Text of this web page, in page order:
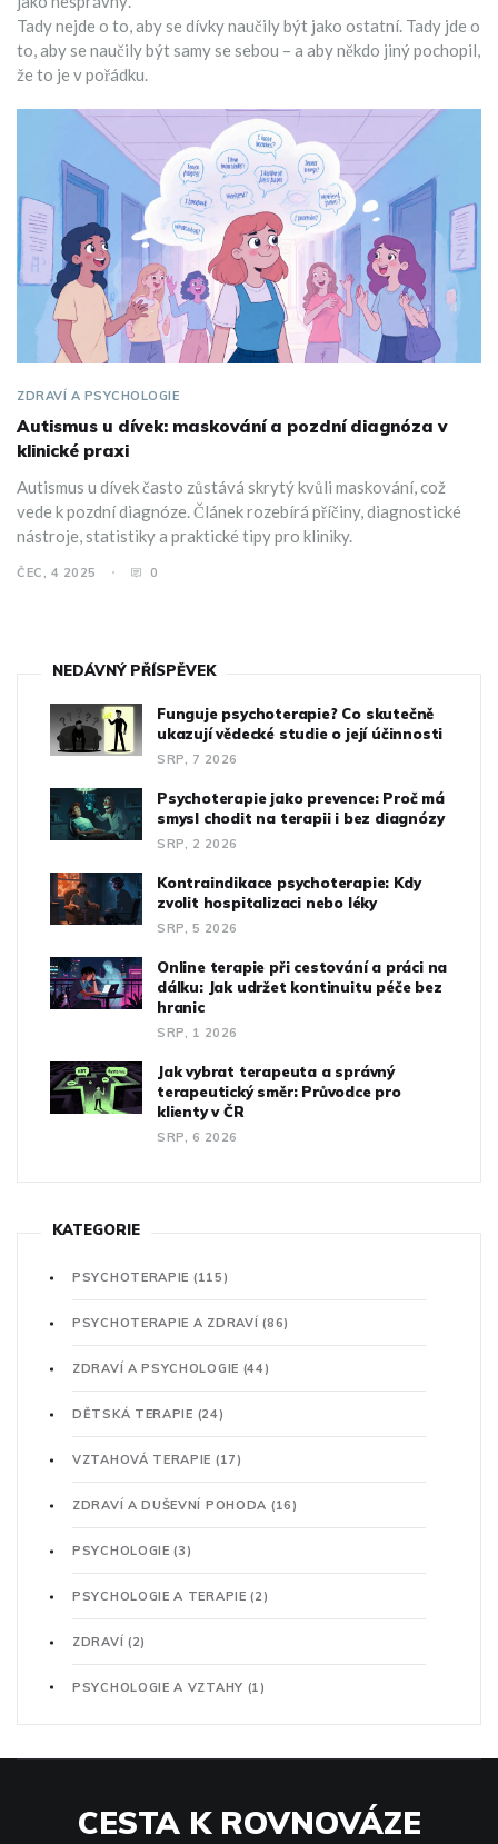
Tady nejde o to, aby se dívky naučily být jako ostatní. Tady jde o
to, aby se naučily být samy se sebou – a aby někdo jiný pochopil,
že to je v pořádku.
ZDRAVÍ A PSYCHOLOGIE
Autismus u dívek: maskování a pozdní diagnóza v
klinické praxi
Autismus u dívek často zůstává skrytý kvůli maskování, což
vede k pozdní diagnóze. Článek rozebírá příčiny, diagnostické
nástroje, statistiky a praktické tipy pro kliniky.
ČEC, 4 2025 0
NEDÁVNÝ PŘÍSPĚVEK
Funguje psychoterapie? Co skutečně
ukazují vědecké studie o její účinnosti
SRP, 7 2026
Psychoterapie jako prevence: Proč má
smysl chodit na terapii i bez diagnózy
SRP, 2 2026
Kontraindikace psychoterapie: Kdy
zvolit hospitalizaci nebo léky
SRP, 5 2026
Online terapie při cestování a práci na
dálku: Jak udržet kontinuitu péče bez
hranic
SRP, 1 2026
Jak vybrat terapeuta a správný
terapeutický směr: Průvodce pro
klienty v ČR
SRP, 6 2026
KATEGORIE
PSYCHOTERAPIE (115)
PSYCHOTERAPIE A ZDRAVÍ(86)
ZDRAVÍ A PSYCHOLOGIE (44)
DĚTSKÁ TERAPIE (24)
VZTAHOVÁ TERAPIE (17)
ZDRAVÍ A DUŠEVNÍ POHODA (16)
PSYCHOLOGIE(3)
PSYCHOLOGIE A TERAPIE(2)
ZDRAVÍ (2)
PSYCHOLOGIE A VZTAHY (1)
CESTA K ROVNOVÁZE